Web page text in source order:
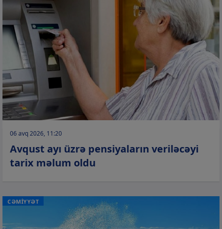
06 avq 2026, 11:20
Avqust ayı üzrə pensiyaların veriləcəyi
tarix məlum oldu
CƏMİYYƏT